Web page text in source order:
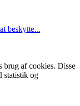
beskytte...
brug af cookies. Disse
statistik og